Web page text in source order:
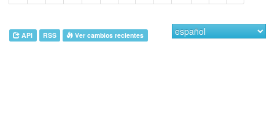
API RSS Ver cambios recientes